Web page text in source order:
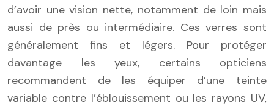
d’avoir une vision nette, notamment de loin mais
aussi de près ou intermédiaire. Ces verres sont
généralement fins et légers. Pour protéger
davantage les yeux, certains opticiens
recommandent de les équiper d’une teinte
variable contre l’éblouissement ou les rayons UV,